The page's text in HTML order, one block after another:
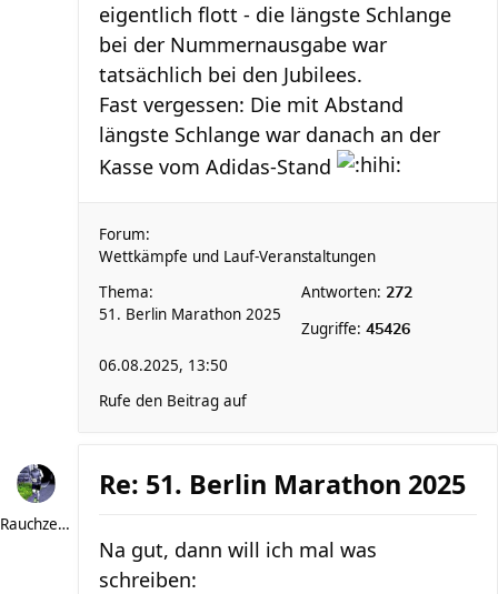
eigentlich flott - die längste Schlange
bei der Nummernausgabe war
tatsächlich bei den Jubilees.
Fast vergessen: Die mit Abstand
längste Schlange war danach an der
Kasse vom Adidas-Stand
Forum:
Wettkämpfe und Lauf-Veranstaltungen
Thema:
51. Berlin Marathon 2025
Antworten: 272
Zugriffe: 45426
06.08.2025, 13:50
Rufe den Beitrag auf
Rauchzeichen
Re: 51. Berlin Marathon 2025
Na gut, dann will ich mal was
schreiben: